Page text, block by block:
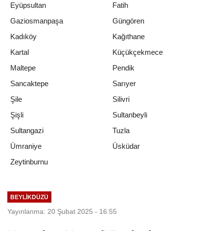
Eyüpsultan
Fatih
Gaziosmanpaşa
Güngören
Kadıköy
Kağıthane
Kartal
Küçükçekmece
Maltepe
Pendik
Sancaktepe
Sarıyer
Şile
Silivri
Şişli
Sultanbeyli
Sultangazi
Tuzla
Ümraniye
Üsküdar
Zeytinburnu
BEYLIKDÜZÜ
Yayınlanma: 20 Şubat 2025 - 16:55